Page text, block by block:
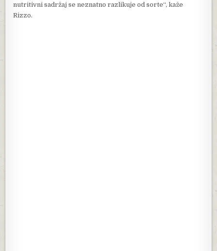
nutritivni sadržaj se neznatno razlikuje od sorte“, kaže
Rizzo.